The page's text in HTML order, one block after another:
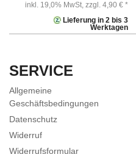
inkl. 19,0% MwSt, zzgl. 4,90 € *
Lieferung in 2 bis 3
Werktagen
SERVICE
Allgemeine
Geschäftsbedingungen
Datenschutz
Widerruf
Widerrufsformular